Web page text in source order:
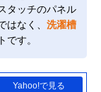
タッチのパネル
なく、 洗濯槽
です。
Yahoo!で見る